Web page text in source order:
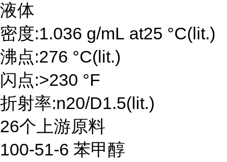
液体
密度:1.036 g/mL at25 °C(lit.)
沸点:276 °C(lit.)
闪点:>230 °F
折射率:n20/D1.5(lit.)
26个上游原料
100-51-6 苯甲醇